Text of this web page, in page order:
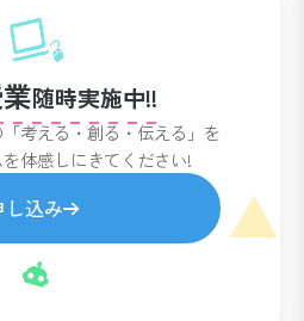
随時実施中!!
考える・創る・伝える」を
体感しにきてください!
込み